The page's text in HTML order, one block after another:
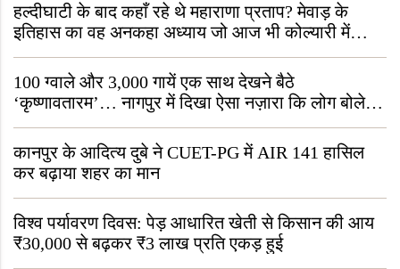
हल्दीघाटी के बाद कहाँ रहे थे महाराणा प्रताप? मेवाड़ के
इतिहास का वह अनकहा अध्याय जो आज भी कोल्यारी में
जीवित है
100 ग्वाले और 3,000 गायें एक साथ देखने बैठे
‘कृष्णावतारम’… नागपुर में दिखा ऐसा नज़ारा कि लोग बोले,
“ऐसा तो सिर्फ़ कृष्ण ही कर सकते हैं”
कानपुर के आदित्य दुबे ने CUET-PG में AIR 141 हासिल
कर बढ़ाया शहर का मान
विश्व पर्यावरण दिवस: पेड़ आधारित खेती से किसान की आय
₹30,000 से बढ़कर ₹3 लाख प्रति एकड़ हुई